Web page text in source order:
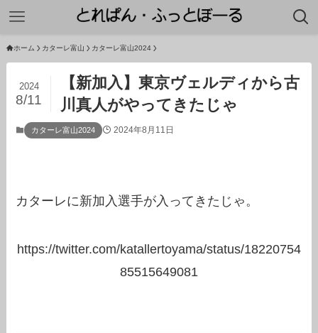
ホーム カターレ富山 カターレ富山2024
【新加入】東京ヴェルディから古
川真人がやってきたじゃ
2024
8/11
カターレ富山2024 2024年8月11日
カターレに新加入選手が入ってきたじゃ。
https://twitter.com/katallertoyama/status/18220754
85515649081